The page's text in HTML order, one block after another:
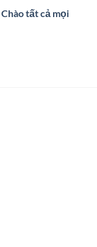
Chào tất cả mọi